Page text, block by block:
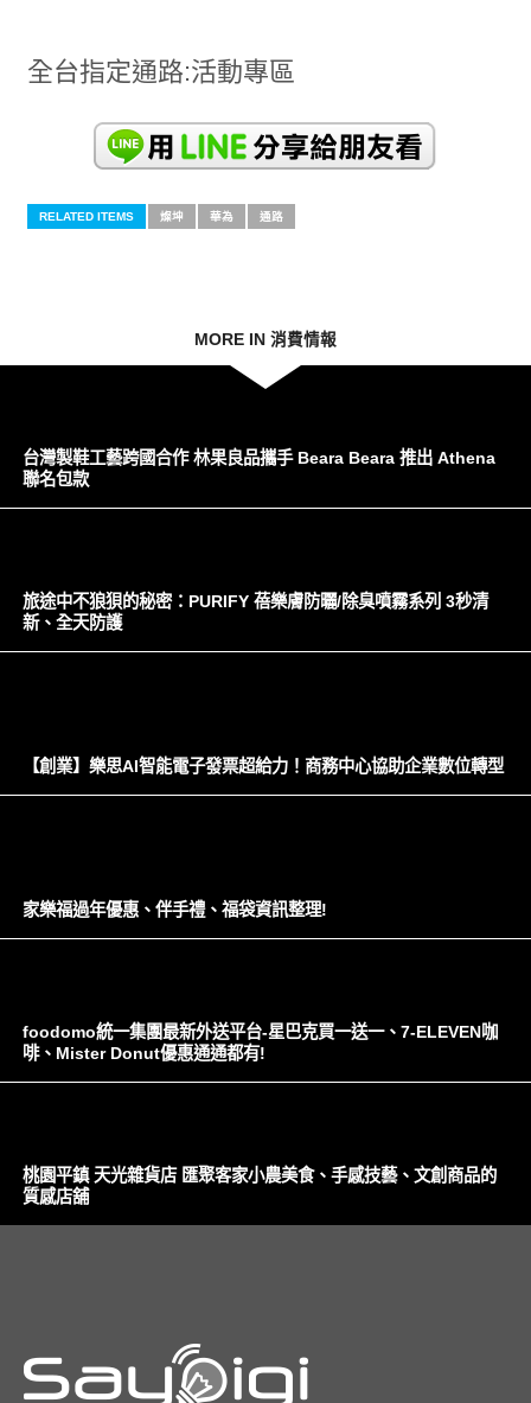
全台指定通路:活動專區
RELATED ITEMS 燦坤 華為 通路
MORE IN 消費情報
台灣製鞋工藝跨國合作 林果良品攜手 Beara Beara 推出 Athena
聯名包款
旅途中不狼狽的秘密：PURIFY 蓓樂膚防曬/除臭噴霧系列 3秒清
新、全天防護
【創業】樂思AI智能電子發票超給力！商務中心協助企業數位轉型
家樂福過年優惠、伴手禮、福袋資訊整理!
foodomo統一集團最新外送平台-星巴克買一送一、7-ELEVEN咖
啡、Mister Donut優惠通通都有!
桃園平鎮 天光雜貨店 匯聚客家小農美食、手感技藝、文創商品的
質感店舖